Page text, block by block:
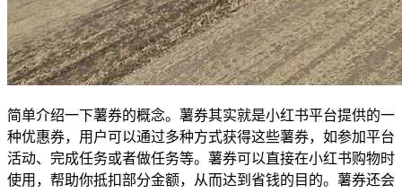
简单介绍一下薯券的概念。薯券其实就是小红书平台提供的一
种优惠券，用户可以通过多种方式获得这些薯券，如参加平台
活动、完成任务或者做任务等。薯券可以直接在小红书购物时
使用，帮助你抵扣部分金额，从而达到省钱的目的。薯券还会